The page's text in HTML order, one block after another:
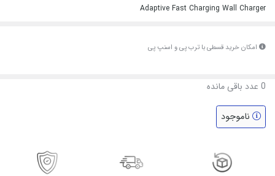
Adaptive Fast Charging Wall Charger
امکان خرید قسطی با ترب پی و اسنپ پی
0 عدد باقی مانده
ناموجود